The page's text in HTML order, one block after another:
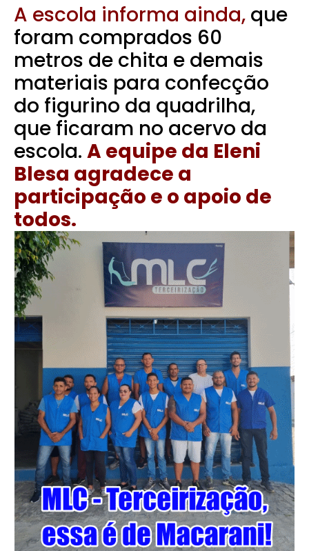
A escola informa ainda, que
foram comprados 60
metros de chita e demais
materiais para confecção
do figurino da quadrilha,
que ficaram no acervo da
escola. A equipe da Eleni
Blesa agradece a
participação e o apoio de
todos.